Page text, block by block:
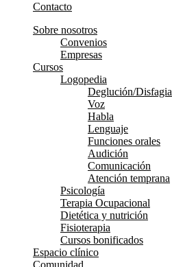
Contacto
Sobre nosotros
Convenios
Empresas
Cursos
Logopedia
Deglución/Disfagia
Voz
Habla
Lenguaje
Funciones orales
Audición
Comunicación
Atención temprana
Psicología
Terapia Ocupacional
Dietética y nutrición
Fisioterapia
Cursos bonificados
Espacio clínico
Comunidad